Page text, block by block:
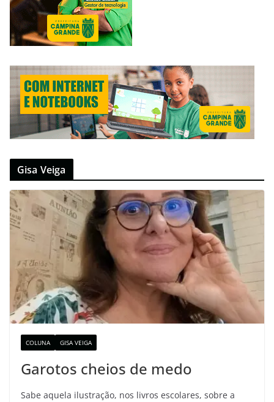
Gisa Veiga
COLUNA GISA VEIGA
Garotos cheios de medo
Sabe aquela ilustração, nos livros escolares, sobre a